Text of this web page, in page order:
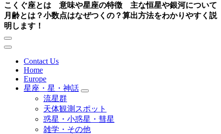
こくぐ座とは 意味や星座の特徴 主な恒星や銀河について
月齢とは？小数点はなぜつくの？算出方法をわかりやすく説
明します！
Contact Us
Home
Europe
星座・星・神話
流星群
天体観測スポット
惑星・小惑星・彗星
雑学・その他